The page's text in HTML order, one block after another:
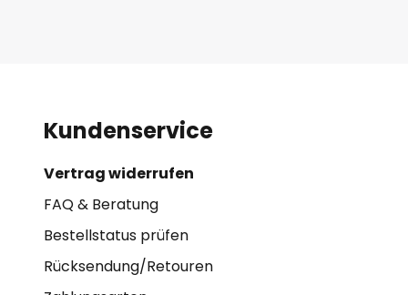
Kundenservice
Vertrag widerrufen
FAQ & Beratung
Bestellstatus prüfen
Rücksendung/Retouren